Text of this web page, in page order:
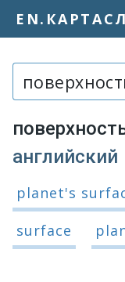
английский
Варианты
planet's
surface